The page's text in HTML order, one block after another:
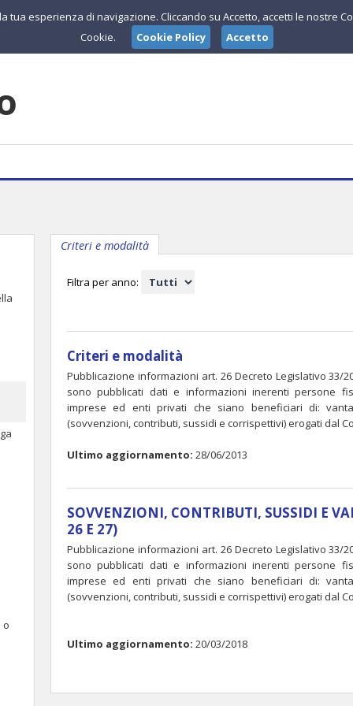
o
Criteri e modalità
Filtra per anno:
Criteri e modalità
Pubblicazione informazioni art. 26 Decreto Legislativo 33/
sono pubblicati dati e informazioni inerenti persone
imprese ed enti privati che siano beneficiari di:
(sovvenzioni, contributi, sussidi e corrispettivi) erogati dal
Ultimo aggiornamento: 28/06/2013
SOVVENZIONI, CONTRIBUTI, SUSSIDI E
26 E 27)
Pubblicazione informazioni art. 26 Decreto Legislativo 33/
sono pubblicati dati e informazioni inerenti persone
imprese ed enti privati che siano beneficiari di:
(sovvenzioni, contributi, sussidi e corrispettivi) erogati dal
Ultimo aggiornamento: 20/03/2018
tua esperienza di navigazione. Cliccando su Accetto, accetti le nostre
Cookie.
Cookie Policy Accetto